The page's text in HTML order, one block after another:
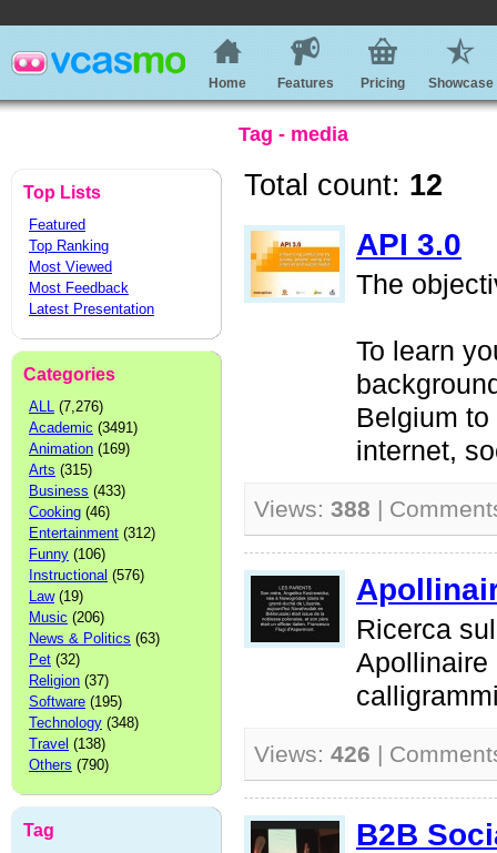
Home Features Pricing Showcase
Tag - media
Top Lists
Featured
Top Ranking
Most Viewed
Most Feedback
Latest Presentation
Categories
ALL (7,276)
Academic (3491)
Animation (169)
Arts (315)
Business (433)
Cooking (46)
Entertainment (312)
Funny (106)
Instructional (576)
Law(19)
Music (206)
News & Politics (63)
Pet (32)
Religion (37)
Software (195)
Technology (348)
Travel (138)
Others (790)
Tag
Total count: 12
API 3.0
The
To learn
Belgium
internet,
Views: 388 |
Ricerca
Apollinaire
Views: 426 |
B2B